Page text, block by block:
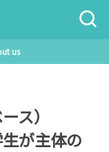
us
ス）
が主体の